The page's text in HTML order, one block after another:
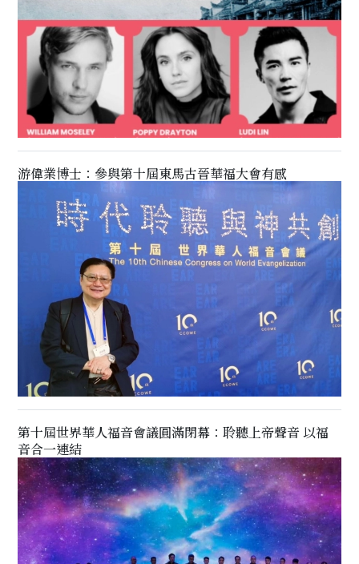
游偉業博士：參與第十屆東馬古晉華福大會有感
第十屆世界華人福音會議圓滿閉幕：聆聽上帝聲音 以福
音合一連結